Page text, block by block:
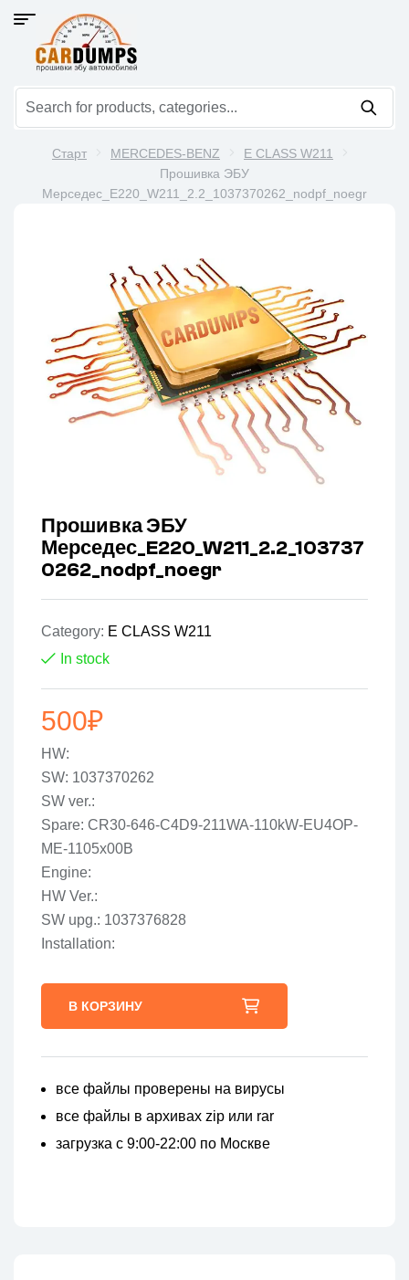
Старт MERCEDES-BENZ
E CLASS W211
Прошивка ЭБУ
Мерседес_E220_W211_2.2_1037370262_nodpf_noegr
Прошивка ЭБУ
Мерседес_E220_W211_2.2_103737
0262_nodpf_noegr
Category: E CLASS W211
In stock
500₽
HW:
SW: 1037370262
SW ver.:
Spare: CR30-646-C4D9-211WA-110kW-EU4OP-
ME-1105x00B
Engine:
HW Ver.:
SW upg.: 1037376828
Installation:
В КОРЗИНУ
все файлы проверены на вирусы
все файлы в архивах zip или rar
загрузка с 9:00-22:00 по Москве